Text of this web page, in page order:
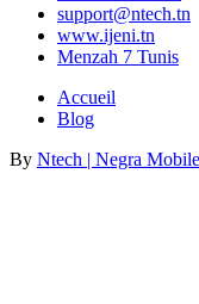
support@ntech.tn
www.ijeni.tn
Menzah 7 Tunis
Accueil
Blog
By Ntech | Negra